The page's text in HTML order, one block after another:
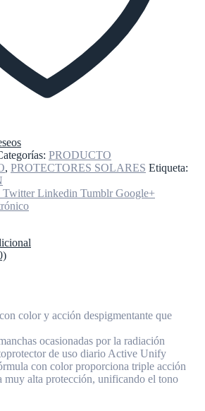
PRODUCTO
, PROTECTORES SOLARES Etiqueta:
Twitter Linkedin Tumblr Google+
color y acción despigmentante que
ocasionadas por la radiación
de uso diario Active Unify
con color proporciona triple acción
muy alta protección, unificando el tono